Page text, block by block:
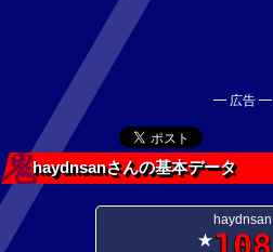
━ 広告 ━
haydnsanさんの基本データ
haydnsan
★